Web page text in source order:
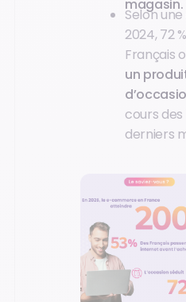
magasin.
Selon
2024, 72
Français
un
cours des
derniers